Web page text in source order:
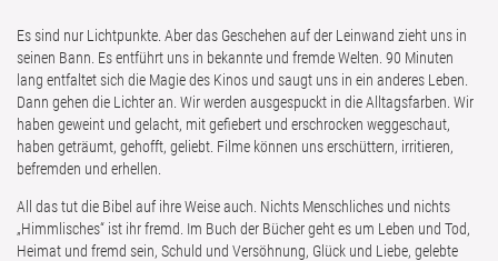
Es sind nur Lichtpunkte. Aber das Geschehen auf der Leinwand zieht uns in
seinen Bann. Es entführt uns in bekannte und fremde Welten. 90 Minuten
lang entfaltet sich die Magie des Kinos und saugt uns in ein anderes Leben.
Dann gehen die Lichter an. Wir werden ausgespuckt in die Alltagsfarben. Wir
haben geweint und gelacht, mit gefiebert und erschrocken weggeschaut,
haben geträumt, gehofft, geliebt. Filme können uns erschüttern, irritieren,
befremden und erhellen.
All das tut die Bibel auf ihre Weise auch. Nichts Menschliches und nichts
„Himmlisches“ ist ihr fremd. Im Buch der Bücher geht es um Leben und Tod,
Heimat und fremd sein, Schuld und Versöhnung, Glück und Liebe, gelebte